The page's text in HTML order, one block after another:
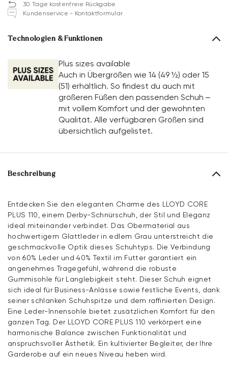
30 Tage kostenfreie Rückgabe
Kundenservice - Kontaktformular
Technologien & Funktionen
Plus sizes available
Auch in Übergrößen wie 14 (49 ½) oder 15
(51) erhältlich. So findest du auch mit
größeren Füßen den passenden Schuh –
mit vollem Komfort und der gewohnten
Qualität. Alle verfügbaren Größen sind
übersichtlich aufgelistet.
Beschreibung
Entdecken Sie den eleganten Charme des LLOYD CORE
PLUS 110, einem Derby-Schnürschuh, der Stil und Eleganz
ideal miteinander verbindet. Das Obermaterial aus
hochwertigem Glattleder in edlem Grau unterstreicht die
geschmackvolle Optik dieses Schuhtyps. Die Verbindung
von 60% Leder und 40% Textil im Futter garantiert ein
angenehmes Tragegefühl, während die robuste
Gummisohle für Langlebigkeit steht. Dieser Schuh eignet
sich ideal für Business-Anlässe sowie festliche Events, dank
seiner schlanken Schuhspitze und dem raffinierten Design.
Eine Leder-Innensohle bietet zusätzlichen Komfort für den
ganzen Tag. Der LLOYD CORE PLUS 110 verkörpert eine
harmonische Balance zwischen Funktionalität und
anspruchsvoller Ästhetik. Ein kultivierter Begleiter, der Ihre
Garderobe auf ein neues Niveau heben wird.